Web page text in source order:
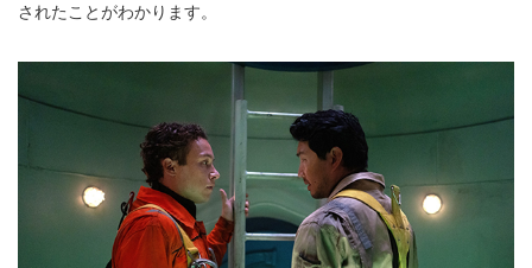
されたことがわかります。